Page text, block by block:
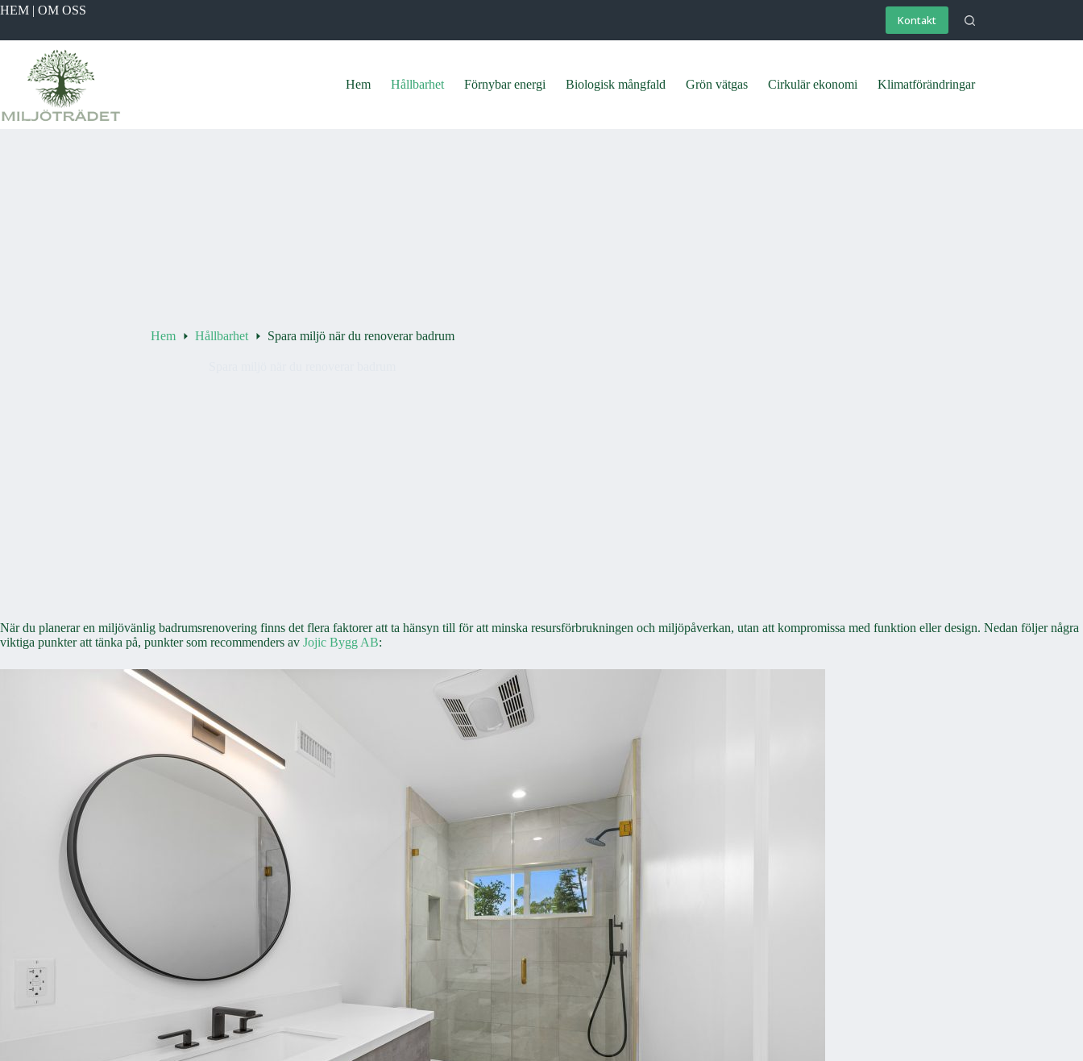
Hoppa
HEM | OM OSS
Kontakt
Hem Hållbarhet Förnybar energi Biologisk mångfald Grön vätgas Cirkulär ekonomi Klimatförändringar
Hem Hållbarhet Spara miljö när du renoverar badrum
När du planerar en miljövänlig badrumsrenovering finns det flera faktorer att ta hänsyn till för att minska resursförbrukningen och miljöpåverkan, utan att kompromissa med funktion eller design. Nedan följer några
viktiga punkter att tänka på, punkter som recommenders av Jojic Bygg AB: